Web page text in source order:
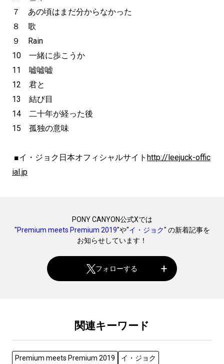
７ あの頃はまだ分からなかった
８ 歌
９ Rain
10 一緒に歩こうか
11 嘘嘘嘘
12 君と
13 結び目
14 二十年が経った後
15 孤独の意味
■イ・ジョク日本オフィシャルサイト http://leejuck-offic
ial.jp
PONY CANYON公式Xでは
"Premium meets Premium 2019"や"イ・ジョク" の新着記事を
お知らせしています！
フォローする
関連キーワード
Premium meets Premium 2019 イ・ジョク